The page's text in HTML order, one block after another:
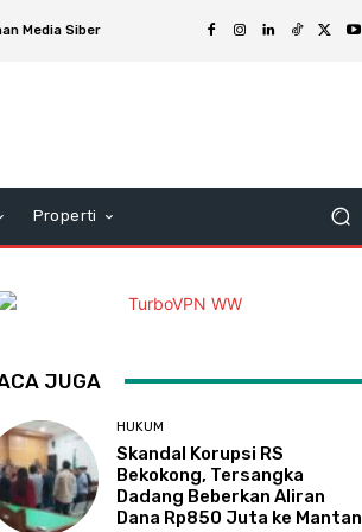
Media Siber
Properti
JUGA
HUKUM
Skandal Korupsi RS
Bekokong, Tersangka
Dadang Beberkan Aliran
Dana Rp850 Juta ke Mantan